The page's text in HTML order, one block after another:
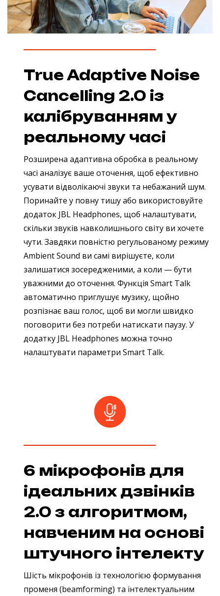
True Adaptive Noise
Cancelling 2.0 із
калібруванням у
реальному часі
Розширена адаптивна обробка в реальному
часі аналізує ваше оточення, щоб ефективно
усувати відволікаючі звуки та небажаний шум.
Поринайте у повну тишу або використовуйте
додаток JBL Headphones, щоб налаштувати,
скільки звуків навколишнього світу ви хочете
чути. Завдяки повністю регульованому режиму
Ambient Sound ви самі вирішуєте, коли
залишатися зосередженими, а коли — бути
уважними до оточення. Функція Smart Talk
автоматично приглушує музику, щойно
розпізнає ваш голос, щоб ви могли швидко
поговорити без потреби натискати паузу. У
додатку JBL Headphones можна точно
налаштувати параметри Smart Talk.
6 мікрофонів для
ідеальних дзвінків
2.0 з алгоритмом,
навченим на основі
штучного інтелекту
Шість мікрофонів із технологією формування
променя (beamforming) та інтелектуальним